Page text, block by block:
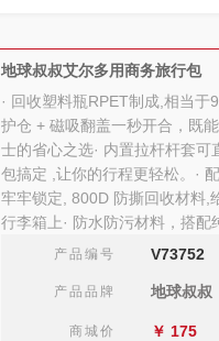
地球叔叔艾尔多用商务旅行包
· 回收塑料瓶RPET制成,相当
护仓 + 磁吸翻盖一秒开合，既
士的省心之选· 内置拉杆杆套
包搞定 ,让你的行程更轻松。·
牢牢锁定, 800D 防撕回收材料,
行李箱上· 防水防污材料，搭配
产品编号 V73752
产品品牌 地球叔叔
商城价 ￥ 175